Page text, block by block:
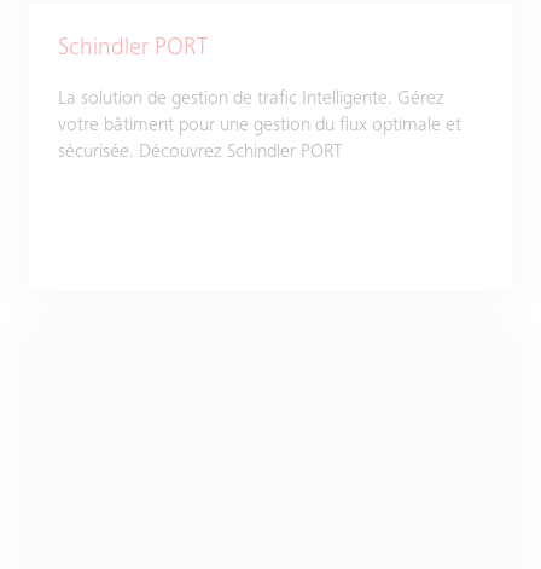
Schindler PORT
La solution de gestion de trafic Intelligente. Gérez
votre bâtiment pour une gestion du flux optimale et
sécurisée. Découvrez Schindler PORT